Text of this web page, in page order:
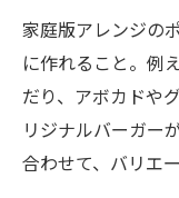
家庭版アレンジの
に作れること。例
だり、アボカドや
リジナルバーガー
合わせて、バリエ